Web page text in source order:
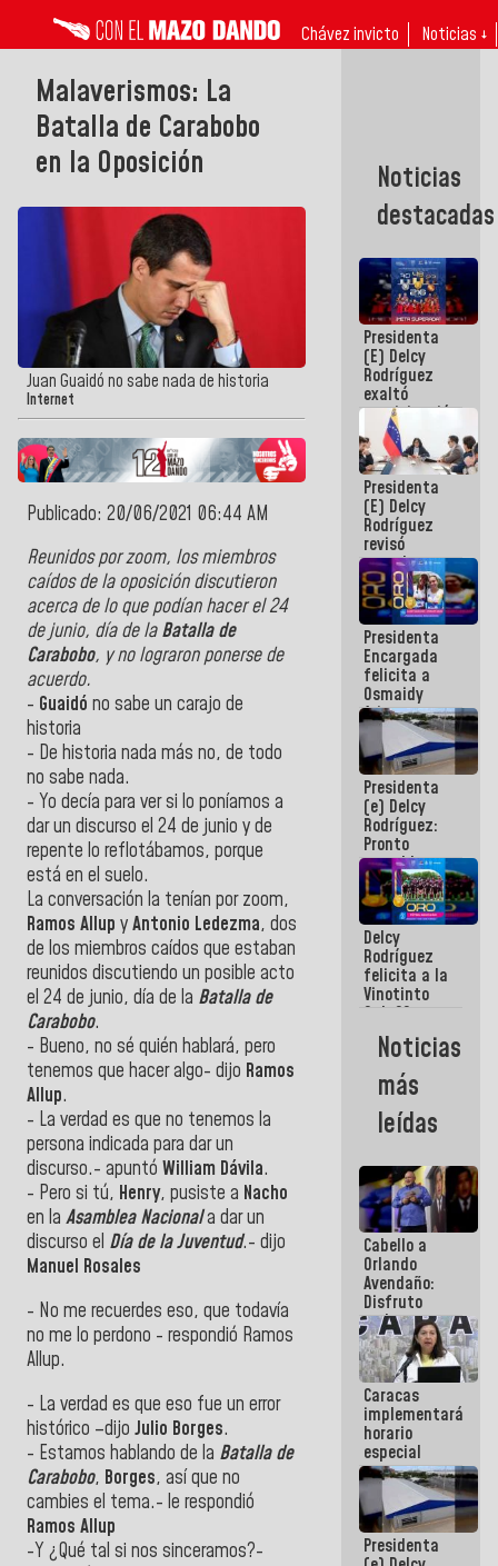
Chávez invicto Noticias ↓
Malaverismos: La
Batalla de Carabobo
en la Oposición
Juan Guaidó no sabe nada de historia
Internet
Publicado: 20/06/2021 06:44 AM
Reunidos por zoom, los miembros
caídos de la oposición discutieron
acerca de lo que podían hacer el 24
de junio, día de laBatalla de
Carabobo, y no lograron ponerse de
acuerdo.
- Guaidó no sabe un carajo de
historia
- De historia nada más no, de todo
no sabe nada.
- Yo decía para ver si lo poníamos a
dar un discurso el 24 de junio y de
repente lo reflotábamos, porque
está en el suelo.
La conversación la tenían por zoom,
Ramos Allup yAntonio Ledezma, dos
de los miembros caídos que estaban
reunidos discutiendo un posible acto
el 24 de junio, día de la Batalla de
Carabobo.
- Bueno, no sé quién hablará, pero
tenemos que hacer algo- dijo Ramos
Allup.
- La verdad es que no tenemos la
persona indicada para dar un
discurso.- apuntó William Dávila.
- Pero si tú, Henry, pusiste a Nacho
en la Asamblea Nacionala dar un
discurso el Día de la Juventud.- dijo
Manuel Rosales
- No me recuerdes eso, que todavía
no me lo perdono - respondió Ramos
Allup.
- La verdad es que eso fue un error
histórico –dijo Julio Borges.
- Estamos hablando de la Batalla de
Carabobo, Borges, así que no
cambies el tema.- le respondió
Ramos Allup
-Y ¿Qué tal si nos sinceramos?-
Noticias
destacadas
Presidenta
(E) Delcy
Rodríguez
exaltó
participación
de
Venezuela
en Juegos
Centroamericanos
y del Caribe
2026
Presidenta
(E) Delcy
Rodríguez
revisó
agenda
económica y
ejecución de
fondos de
emergencia
post-sismos
Presidenta
Encargada
felicita a
Osmaidy
Arias y
Giraly
Marcano por
hacer
historia en
los
Centroamericanos
Presidenta
(e) Delcy
Rodríguez:
Pronto
restableceremos
las
operaciones
en el
Aeropuerto
Internacional
de
Maiquetía
Delcy
Rodríguez
felicita a la
Vinotinto
Sub 20
campeona
frente
México Sub
23 en los
Centroamericanos
Noticias
más
leídas
Cabello a
Orlando
Avendaño:
Disfruto
cada vez
que escribes
porque lo
que haces
es
embarrarla
Caracas
implementará
horario
especial
para
adaptarse
al plan de
ahorro
energético
Presidenta